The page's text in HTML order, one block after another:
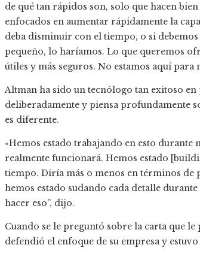
de qué tan rápidos son, solo que hacen
enfocados en aumentar rápidamente la
deba disminuir con el tiempo, o si
pequeño, lo haríamos. Lo que queremos
útiles y más seguros. No estamos aquí
Altman ha sido un tecnólogo tan exitoso en
deliberadamente y piensa profundamente
es diferente.
«Hemos estado trabajando en esto durante
realmente funcionará. Hemos estado
tiempo. Diría más o menos en términos
hemos estado sudando cada detalle
hacer eso”, dijo.
Cuando se le preguntó sobre la carta que le
defendió el enfoque de su empresa y